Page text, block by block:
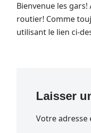
Bienvenue les
routier! Comme
utilisant le lien ci-
Laisser
Votre adresse